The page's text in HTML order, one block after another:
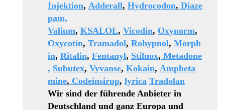
Injektion, Adderall, Hydrocodon, Diaze
pam,
Valium, KSALOL, Vicodin, Oxynorm,
Oxycotin, Tramadol, Rohypnol, Morph
in, Ritalin, Fentanyl, Stilnox, Metadone
, Subutex, Vyvanse, Kokain, Ampheta
mine, Codeinsirup, lyrica Tradolan
Wir sind der führende Anbieter in
Deutschland und ganz Europa und